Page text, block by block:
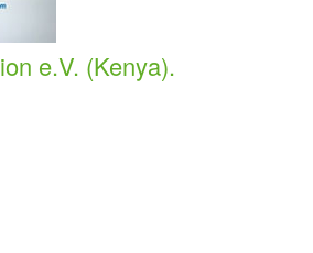
e.V. (Kenya).